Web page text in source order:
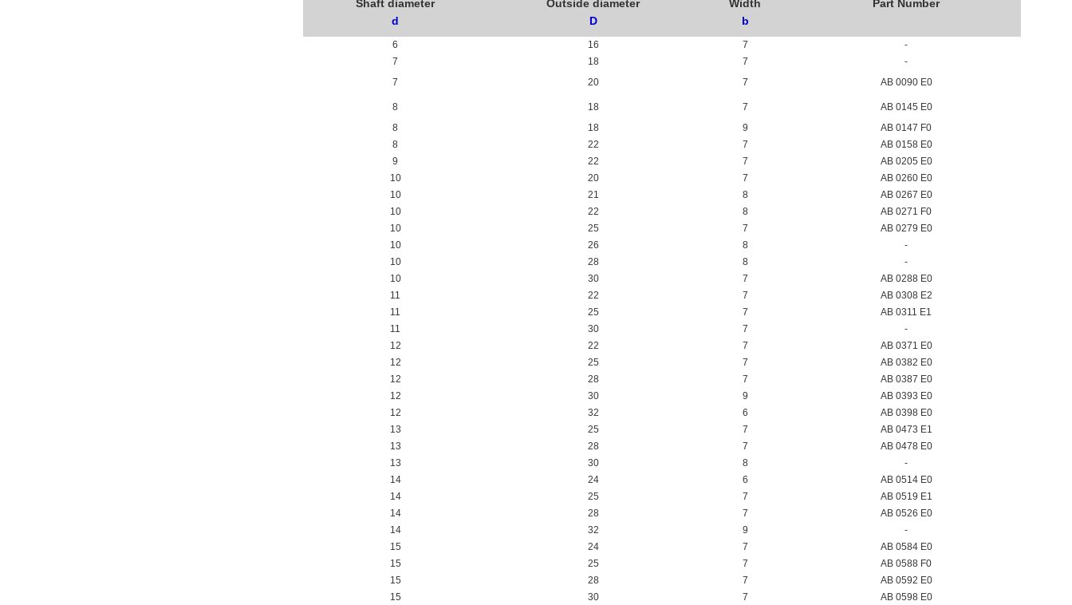
Part Number
Shaft diameter
d
Outside diameter
D
Width
b
6 16 7
-
7
18 7
-
7
20 7 AB 0090 E0
8 18 7
AB 0145 E0
8
18 9
AB 0147 F0
8
22 7
AB 0158 E0
9
22 7
AB 0205 E0
10
20 7
AB 0260 E0
10
21 8
AB 0267 E0
10
22 8
AB 0271 F0
10
25 7
AB 0279 E0
10
26 8
-
10
28 8
-
10
30 7
AB 0288 E0
11
22 7
AB 0308 E2
11
25 7
AB 0311 E1
11
30 7
-
12
22 7
AB 0371 E0
12
25 7
AB 0382 E0
12
28 7
AB 0387 E0
12
30 9
AB 0393 E0
12
32 6
AB 0398 E0
13
25 7
AB 0473 E1
13
28 7
AB 0478 E0
13
30 8
-
14
24 6
AB 0514 E0
14
25 7
AB 0519 E1
14
28 7
AB 0526 E0
14
32 9
-
15
24 7
AB 0584 E0
15
25 7
AB 0588 F0
15
28 7
AB 0592 E0
15
30 7
AB 0598 E0